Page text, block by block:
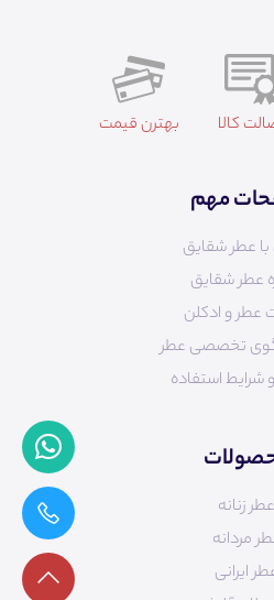
کالا بهترن قیمت
مهم
عطر شقایق
عطر شقایق
عطر و ادکلن
تخصصی عطر
شرایط استفاده
عطر زنانه
مردانه
ایرانی